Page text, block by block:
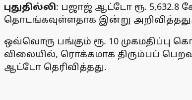
புதுதில்லி: பஜாஜ் ஆட்டோ ரூ. 5,632.8
தொடங்கவுள்ளதாக இன்று
ஒவ்வொரு பங்கும் ரூ. 10 முகமதிப்பு
விலையில், ரொக்கமாக திரும்பப்
ஆட்டோ தெரிவித்தது.